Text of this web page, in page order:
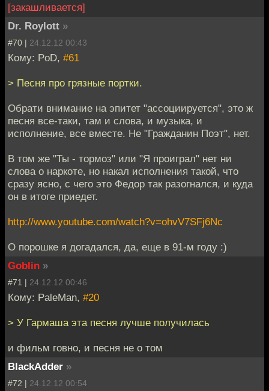
[закашливается]
Dr. Roylott »
#70 | 24.12.12 00:43
Кому: PoD, #61
> Песня про грязные портки.
Обрати внимание на эпитет "ассоциируется", это ж
песня все-таки, там и слова, и музыка, и
исполнение, все вместе. Не "Гражданин Поэт", нет.
В том же "Ты - тормоз" или "Я проиграл" нет ни
слова о наркоте, но накал исполнения такой, что
сразу ясно, с чего это Федор так разогнался, и куда
он в итоге приедет.
http://www.youtube.com/watch?v=ohvV7SFj6Nc
О порошке я догадался, да, еще в 91-м году :)
Goblin »
#71 | 24.12.12 00:46
Кому: PaleMan, #20
> У Гармаша эта песня лучше получилась
и фильм говно, и песня не о том
BlackAdder »
#72 | 24.12.12 00:54